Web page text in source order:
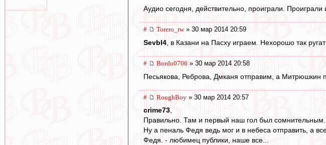
Аудио сегодня, действительно, проиграли.
# Torero_rw» 30 мар 2014 20:59
Sevbl4 , в Казани на Пасху играем. Нехорошо так
# Bordo0706 » 30 мар 2014 20:58
Песьякова, Реброва, Дмканя отправим, а Митрюшкин
# RoughBoy » 30 мар 2014 20:57
crime73,
Правильно. Там и первый наш гол был сомнительным.
Ну а пеналь Федя ведь мог и в небеса отправить, а
Федя. - любимец публики, наше все...